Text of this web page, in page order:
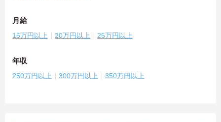
月給
15万円以上 20万円以上 25万円以上
年収
250万円以上 300万円以上 350万円以上